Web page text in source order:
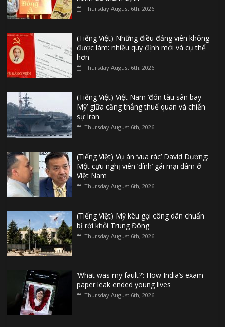
Thursday August 6th, 2026
(Tiếng Việt) Những điều đảng viên không
được làm: nhiều quy định mới và cụ thể
hơn
Thursday August 6th, 2026
(Tiếng Việt) Việt Nam ‘đón tàu sân bay
Mỹ’ giữa căng thẳng thuế quan và chiến
sự Iran
Thursday August 6th, 2026
(Tiếng Việt) Vụ án ‘vua rác’ David Dương:
Một cựu nghị viên ‘dính’ gái mại dâm ở
Việt Nam
Thursday August 6th, 2026
(Tiếng Việt) Mỹ kêu gọi công dân chuẩn
bị rời khỏi Trung Đông
Thursday August 6th, 2026
‘What was my fault?’: How India’s exam
paper leak ended young lives
Thursday August 6th, 2026